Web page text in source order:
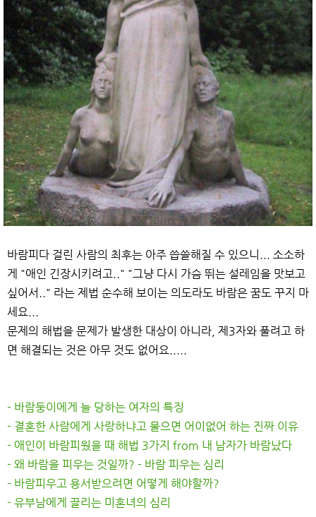
바람피다 걸린 사람의 최후는 아주 씁쓸해질 수 있으니... 소소하
게 "애인 긴장시키려고.." "그냥 다시 가슴 뛰는 설레임을 맛보고
싶어서.." 라는 제법 순수해 보이는 의도라도 바람은 꿈도 꾸지 마
세요...
문제의 해법을 문제가 발생한 대상이 아니라, 제3자와 풀려고 하
면 해결되는 것은 아무 것도 없어요.....
- 바람둥이에게 늘 당하는 여자의 특징
- 결혼한 사람에게 사랑하냐고 물으면 어이없어 하는 진짜 이유
- 애인이 바람피웠을 때 해법 3가지 from 내 남자가 바람났다
- 왜 바람을 피우는 것일까? - 바람 피우는 심리
- 바람피우고 용서받으려면 어떻게 해야할까?
- 유부남에게 끌리는 미혼녀의 심리